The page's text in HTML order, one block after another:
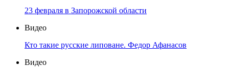
23 февраля в Запорожской области
Видео
Кто такие русские липоване. Федор Афанасов
Видео